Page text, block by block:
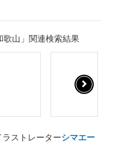
歌山」関連検索結果
ラストレーターシマエー